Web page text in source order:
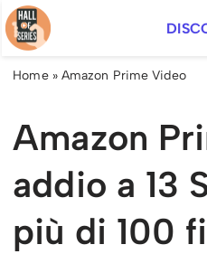
Vai
al
Home» Amazon Prime Video
Amazon
addio a 13
più di 100